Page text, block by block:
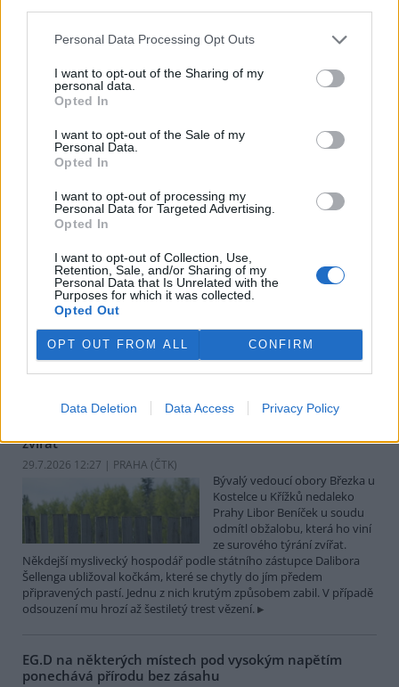
Personal Data Processing Opt Outs
I want to opt-out of the Sharing of my
personal data.
Opted In
I want to opt-out of the Sale of my
Personal Data.
Opted In
I want to opt-out of processing my
Personal Data for Targeted Advertising.
Opted In
I want to opt-out of Collection, Use,
Retention, Sale, and/or Sharing of my
Personal Data that Is Unrelated with the
Purposes for which it was collected.
Opted Out
OPT OUT FROM ALL CONFIRM
Data Deletion Data Access Privacy Policy
akčního plánu pro hnojiva,
který v květnu představila
Evropská komise (EK), ale považuje tento plán za nedostatečný.
stanovisko ke zmíněnému akčnímu plánu. Unijní plán má podpořit
zemědělce, posílit domácí produkci a snížit závislost Evropy na
dovozech a reaguje na nestabilitu na světových trzích hlavně v
souvislosti s válkou proti Íránu.
kůrovcovou kalamitou
29.7.2026 14:28 | PARDUBICE (ČTK)
letech vrací k hodnotám, které
byly běžné před kůrovcovou
kalamitou. Podle údajů
Českého statistického úřadu
metrů krychlových, což bylo meziročně o 9000 metrů krychlových
méně. Na vrcholu kůrovcové kalamity se v kraji těžilo i více než 1,6
milionu krychlových metrů, před jejím vypuknutím méně než
milion.
zvířat
29.7.2026 12:27 | PRAHA (ČTK)
Bývalý vedoucí obory Březka u
Kostelce u Křížků nedaleko
Prahy Libor Beníček u soudu
odmítl obžalobu, která ho viní
ze surového týrání zvířat.
Někdejší myslivecký hospodář podle státního zástupce Dalibora
Šellenga ubližoval kočkám, které se chytly do jím předem
připravených pastí. Jednu z nich krutým způsobem zabil. V případě
odsouzení mu hrozí až šestiletý trest vězení.
EG.D na některých místech pod vysokým napětím
ponechává přírodu bez zásahu